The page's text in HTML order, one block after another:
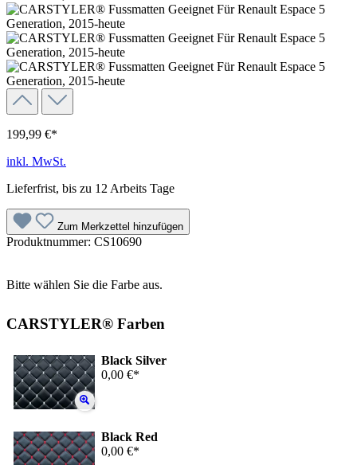
199,99 €*
inkl. MwSt.
Lieferfrist, bis zu 12 Arbeits Tage
Zum Merkzettel hinzufügen
Produktnummer: CS10690
Bitte wählen Sie die Farbe aus.
CARSTYLER® Farben
Black Silver
0,00 €*
Black Red
0,00 €*